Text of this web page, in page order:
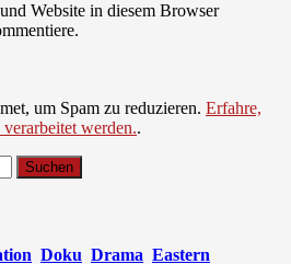
Website in diesem Browser
um Spam zu reduzieren. Erfahre,
werden..
Doku Drama Eastern